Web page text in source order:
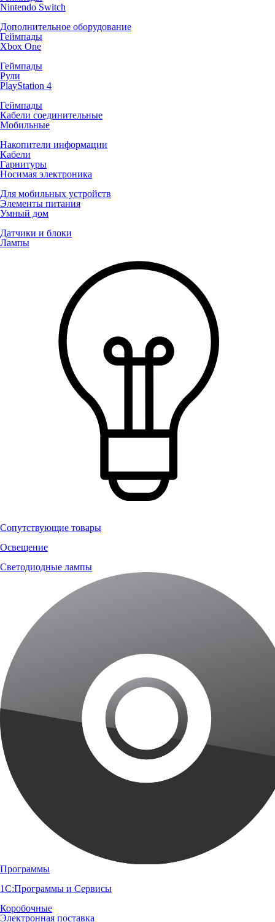
Nintendo Switch
Дополнительное оборудование
Геймпады
Xbox One
Геймпады
Рули
PlayStation 4
Геймпады
Кабели соединительные
Мобильные
Накопители информации
Кабели
Гарнитуры
Носимая электроника
Для мобильных устройств
Элементы питания
Умный дом
Датчики и блоки
Лампы
Сопутствующие товары
Освещение
Светодиодные лампы
Программы
1С:Программы и Сервисы
Коробочные
Электронная поставка